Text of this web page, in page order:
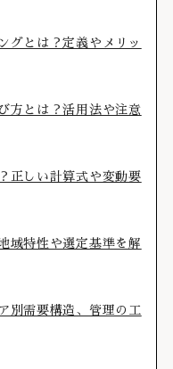
グとは？定義やメリッ
方とは？活用法や注意
正しい計算式や変動要
域特性や選定基準を解
別需要構造、管理の工